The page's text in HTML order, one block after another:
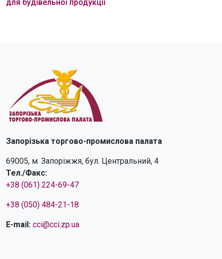
для будівельної продукції
Запорізька торгово-промислова палата
69005, м. Запоріжжя, бул. Центральний, 4
Тел./Факс:
+38 (061) 224-69-47
+38 (050) 484-21-18
E-mail: cci@cci.zp.ua